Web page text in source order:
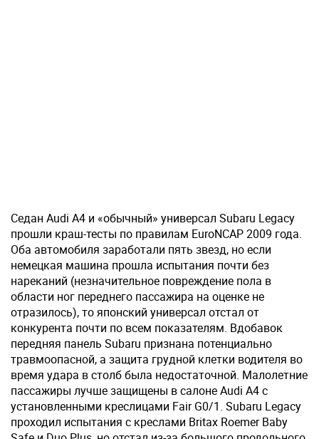
Седан Audi A4 и «обычный» универсал Subaru Legacy
прошли краш-тесты по правилам EuroNCAP 2009 года.
Оба автомобиля заработали пять звезд, но если
немецкая машина прошла испытания почти без
нареканий (незначительное повреждение пола в
области ног переднего пассажира на оценке не
отразилось), то японский универсал отстал от
конкурента почти по всем показателям. Вдобавок
передняя панель Subaru признана потенциально
травмоопасной, а защита грудной клетки водителя во
время удара в столб была недостаточной. Малолетние
пассажиры лучше защищены в салоне Audi A4 с
установленными креслицами Fair G0/1. Subaru Legacy
проходил испытания с креслами Britax Roemer Baby